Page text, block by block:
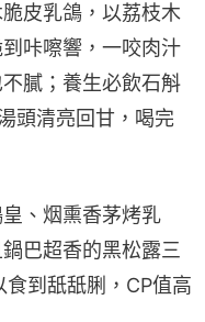
皮乳鴿，以荔枝木
咔嚓響，一咬肉汁
膩；養生必飲石斛
頭清亮回甘，喝完
、烟熏香茅烤乳
巴超香的黑松露三
到舐舐脷，CP值高